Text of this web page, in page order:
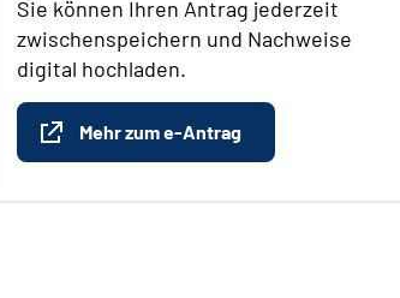
Sie können Ihren Antrag jederzeit
zwischenspeichern und Nachweise
digital hochladen.
Mehr zum e-Antrag